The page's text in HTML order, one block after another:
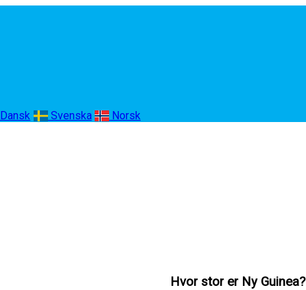
Dansk Svenska Norsk
Hvor stor er Ny Guinea?